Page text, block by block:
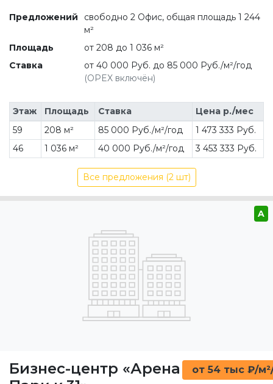
Предложений
свободно 2 Офис, общая площадь 1 244
м²
Площадь
от 208 до 1 036 м²
Ставка
от 40 000 Руб. до 85 000 Руб./м²/год
(OPEX включён)
Этаж Площадь Ставка
Цена р./мес
59
208 м² 85 000 Руб./м²/год
1 473 333 Руб.
46
1 036 м² 40 000 Руб./м²/год 3 453 333 Руб.
Все предложения (2 шт)
A
Бизнес-центр «Арена
от 54 тыс ₽/